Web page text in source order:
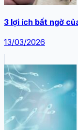
3 lợi ích bất ngờ
13/03/2026